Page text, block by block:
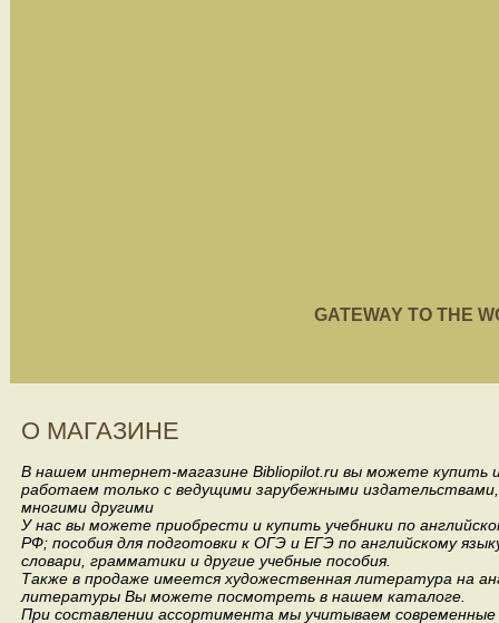
GATEWAY TO THE
О МАГАЗИНЕ
В нашем интернет-магазине Bibliopilot.ru вы можете купить
работаем только с ведущими зарубежными издательствами,
многими другими
У нас вы можете приобрести и купить учебники по
РФ; пособия для подготовки к ОГЭ и ЕГЭ по английскому
словари, грамматики и другие учебные пособия.
Также в продаже имеется художественная литература на
литературы Вы можете посмотреть в нашем каталоге.
При составлении ассортимента мы учитываем